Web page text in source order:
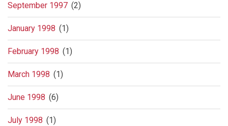
September 1997 (2)
January 1998 (1)
February 1998 (1)
March 1998 (1)
June 1998 (6)
July 1998 (1)